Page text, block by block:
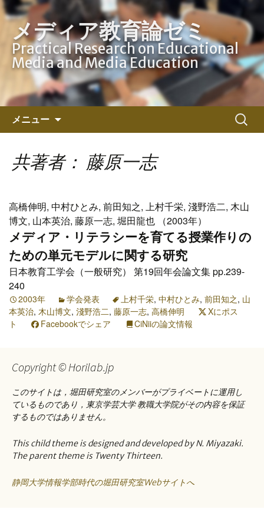
メディア教育論ゼミ
Practical Research on Educational
Media and Media Education
メニュー
ン
ツ
キ
ッ
プ
検
索:
共著者： 藤原一志
高橋伸明, 中村ひとみ, 前田知之, 上村千栄, 淺野浩二, 木山
博文, 山本英治, 藤原一志, 堀田龍也 （2003年）
メディア・リテラシーを育てる授業作りの
ための単元モデルに関する研究
日本教育工学会（一般研究） 第19回年会論文集 pp.239-
240
2003年 学会発表 上村千栄, 中村ひとみ, 前田知之, 山
本英治, 木山博文, 淺野浩二, 藤原一志, 高橋伸明
Xにポス
ト
Facebookでシェア CiNiiの論文情報
Copyright © Horilab.jp
このサイトは，堀田研究室のメンバーがプライベートに運用し
ているものであり，東京学芸大学 教職大学院がその内容を保証
するものではありません。
This child theme is designed and developed by N. Miyazaki.
The parent theme is Twenty Thirteen.
静岡大学情報学部時代の堀田研究室Webサイトへ